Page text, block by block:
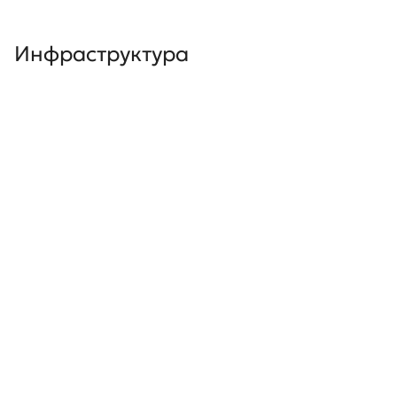
Инфраструктура